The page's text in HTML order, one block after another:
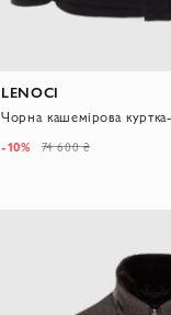
LENOCI
-10% 74 600 ₴